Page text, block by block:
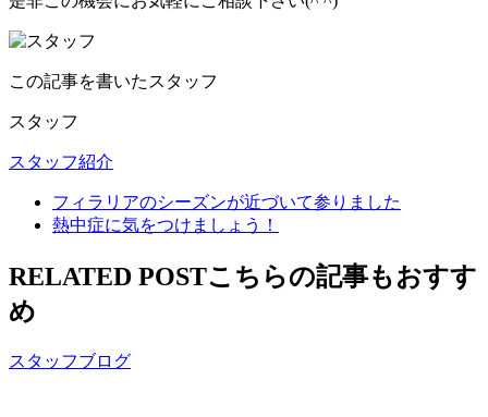
この記事を書いたスタッフ
スタッフ
スタッフ紹介
フィラリアのシーズンが近づいて参りました
熱中症に気をつけましょう！
RELATED POSTこちらの記事もおすす
め
スタッフブログ